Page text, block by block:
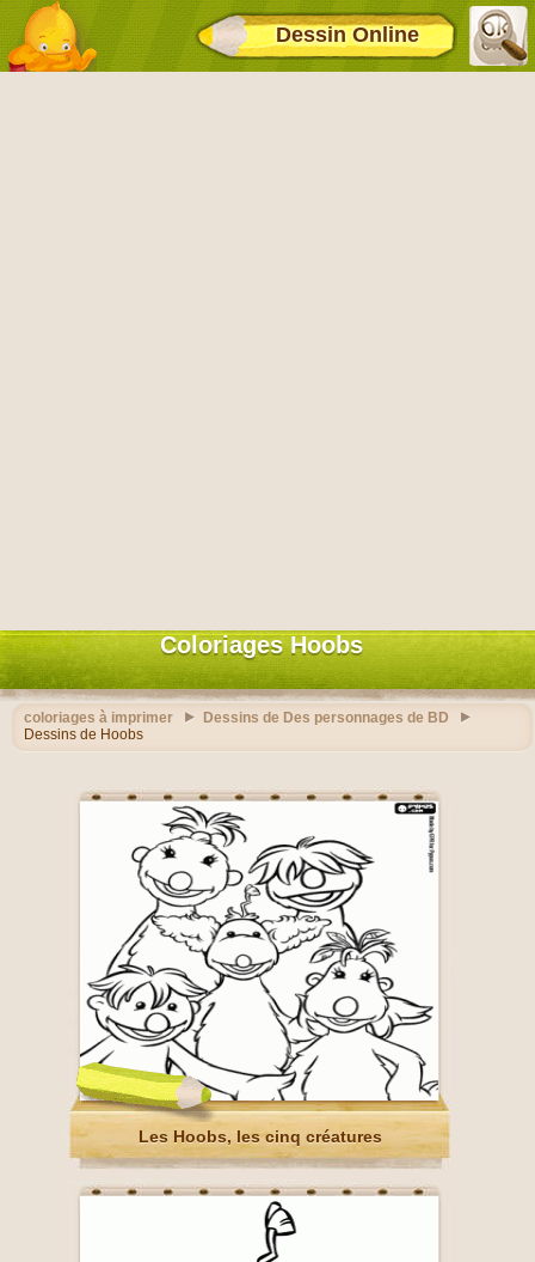
Dessin Online
Coloriages Hoobs
coloriages à imprimer
Dessins de Des personnages de BD
Dessins de Hoobs
Les Hoobs, les cinq créatures